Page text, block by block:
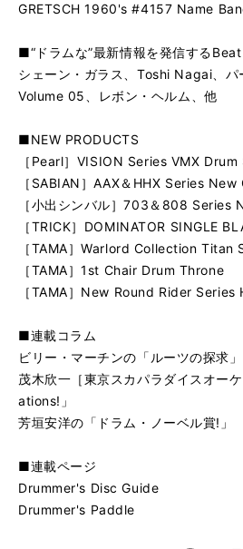
GRETSCH 1960's #4157 Name
■“ドラムな”最新情報を発信する
シェーン・ガラス、Toshi Nagai、パ
Volume 05、レボン・ヘルム、他
■NEW PRODUCTS
［Pearl］VISION Series VMX Drum
［SABIAN］AAX＆HHX Series
［小出シンバル］703＆808 Series
［TRICK］DOMINATOR SINGLE
［TAMA］Warlord Collection Titan
［TAMA］1st Chair Drum Throne
［TAMA］New Round Rider Series
■連載コラム
ビリー・マーチンの「ルーツの探求」
茂木欣一［東京スカパラダイスオー
ations!」
芳垣安洋の「ドラム・ノーベル賞!」
■連載ページ
Drummer's Disc Guide
Drummer's Paddle